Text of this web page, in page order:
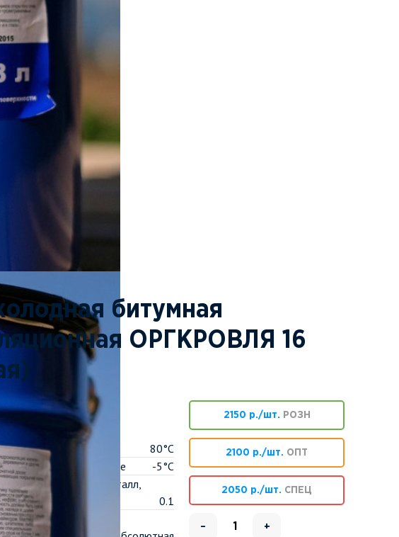
битумная
ОРГКРОВЛЯ 16
ниже
80°C
брусе R=5, °C, не выше
-5°C
(бетон, металл,
0.1
течение 30 минут
2150 р./шт. РОЗН
2100 р./шт. ОПТ
2050 р./шт. СПЕЦ
– +